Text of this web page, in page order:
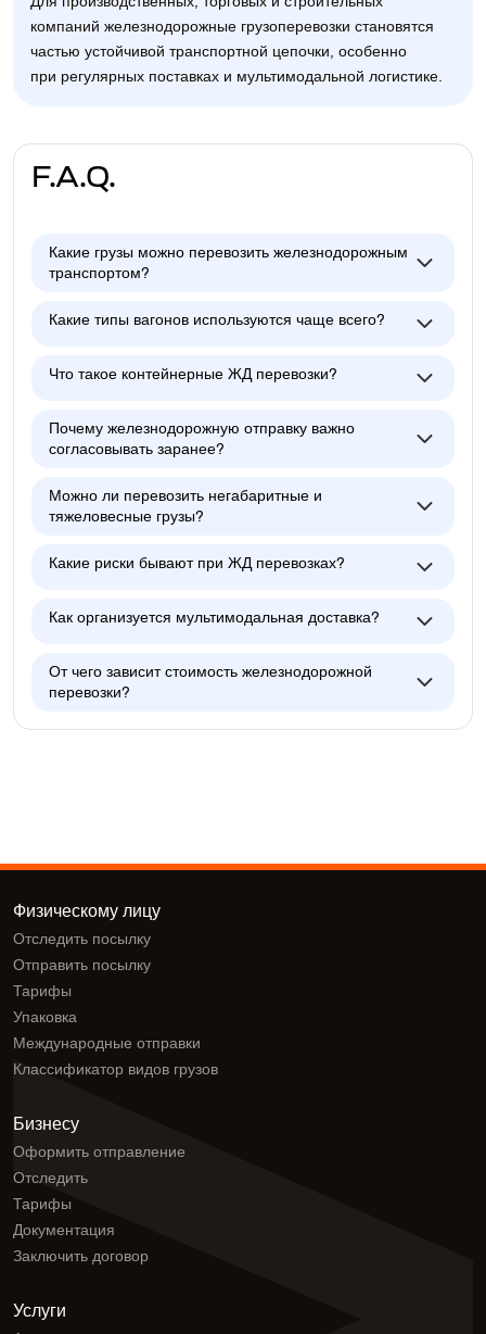
компаний железнодорожные грузоперевозки становятся
частью устойчивой транспортной цепочки, особенно
при регулярных поставках и мультимодальной логистике.
F.A.Q.
Какие грузы можно перевозить железнодорожным
транспортом?
Какие типы вагонов используются чаще всего?
Что такое контейнерные ЖД перевозки?
Почему железнодорожную отправку важно
согласовывать заранее?
Можно ли перевозить негабаритные и
тяжеловесные грузы?
Какие риски бывают при ЖД перевозках?
Как организуется мультимодальная доставка?
От чего зависит стоимость железнодорожной
перевозки?
Физическому лицу
Отследить посылку
Отправить посылку
Тарифы
Упаковка
Международные отправки
Классификатор видов грузов
Бизнесу
Оформить отправление
Отследить
Тарифы
Документация
Заключить договор
Услуги